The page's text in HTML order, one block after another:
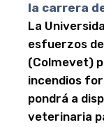
la carrera
La
esfuerzos
(Colmevet)
incendios
pondrá a
veterinaria